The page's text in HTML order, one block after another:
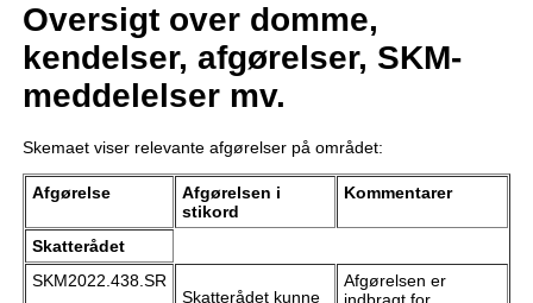
Oversigt over domme,
kendelser, afgørelser, SKM-
meddelelser mv.
Skemaet viser relevante afgørelser på området:
Afgørelse
Afgørelsen i
stikord
Kommentarer
Skatterådet
SKM2022.438.SR
Skatterådet kunne
Afgørelsen er